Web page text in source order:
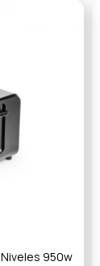
950w